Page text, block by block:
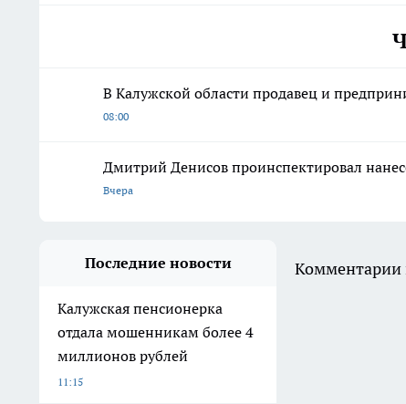
В Калужской области продавец и
08:00
Дмитрий Денисов проинспектировал
Вчера
Последние новости
Калужская пенсионерка
отдала мошенникам более 4
миллионов рублей
11:15
Комментарии